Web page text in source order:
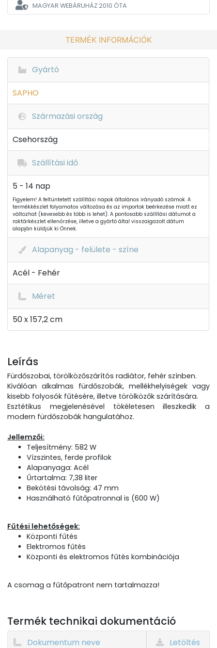
MAGYAR WEBÁRUHÁZ2010 ÓTA
TERMÉK INFORMÁCIÓK
Gyártó
SAPHO
Származási ország
Csehország
Szállítási idő
5 - 14 nap
Figyelem! A feltüntetett szállítási napok általános irányadó számok. A
termékkészlet folyamatos változása és az importok beérkezése miatt ez
változhat (kevesebb és több is lehet). A pontosabb szállítási dátumot a
raktárkészlet ellenőrzése, illetve a gyártó által visszaigazolt dátum
alapján küldjük ki Önnek.
Alapanyag - felülete - színe
Acél - Fehér
Méret
50 x 157,2 cm
Leírás
Fürdőszobai, törölközőszárítós radiátor, fehér színben.
Kiválóan alkalmas fürdőszobák, mellékhelyiségek vagy
kisebb folyosók fűtésére, illetve törölközők szárítására.
Esztétikus megjelenésével tökéletesen illeszkedik a
modern fürdőszobák hangulatához.
Jellemzői:
Teljesítmény: 582 W
Vízszintes, ferde profilok
Alapanyaga: Acél
Űrtartalma: 7,38 liter
Bekötési távolság: 47 mm
Használható fűtőpatronnal is (600 W)
Fűtési lehetőségek:
Központi fűtés
Elektromos fűtés
Központi és elektromos fűtés kombinációja
A csomag a fűtőpatront nem tartalmazza!
Termék technikai dokumentáció
Dokumentum neve Letöltés